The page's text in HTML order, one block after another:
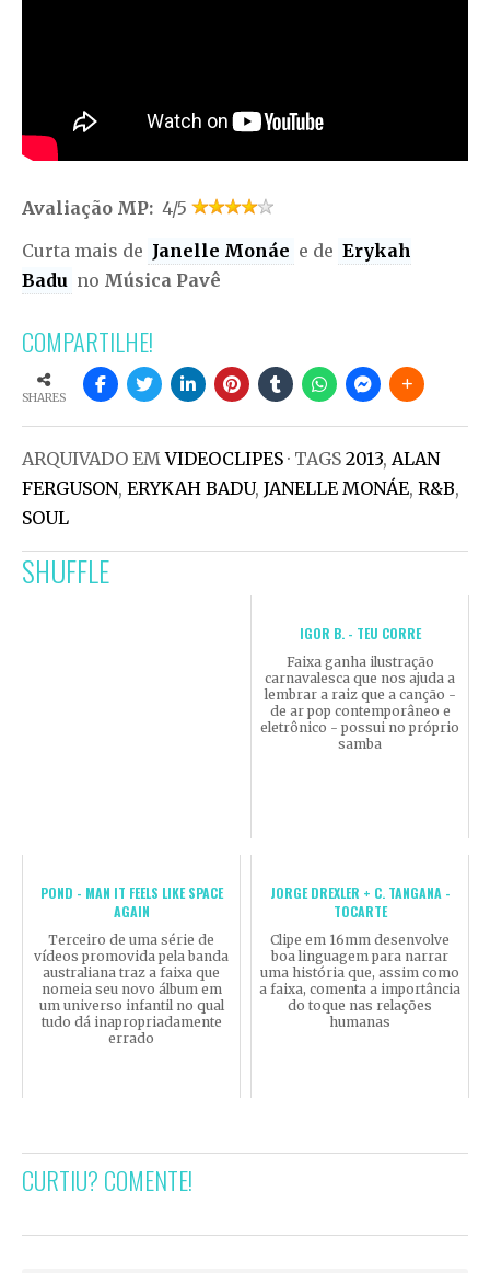
Avaliação MP: 4/5
Curta mais de Janelle Monáe e de Erykah
Badu no Música Pavê
COMPARTILHE!
SHARES
ARQUIVADO EMVIDEOCLIPES · TAGS 2013, ALAN
FERGUSON, ERYKAH BADU, JANELLE MONÁE, R&B,
SOUL
SHUFFLE
IGOR B. - TEU CORRE
Faixa ganha ilustração
carnavalesca que nos ajuda a
lembrar a raiz que a canção -
de ar pop contemporâneo e
eletrônico - possui no próprio
samba
POND - MAN IT FEELS LIKE SPACE
AGAIN
Terceiro de uma série de
vídeos promovida pela banda
australiana traz a faixa que
nomeia seu novo álbum em
um universo infantil no qual
tudo dá inapropriadamente
errado
JORGE DREXLER + C. TANGANA -
TOCARTE
Clipe em 16mm desenvolve
boa linguagem para narrar
uma história que, assim como
a faixa, comenta a importância
do toque nas relações
humanas
CURTIU? COMENTE!